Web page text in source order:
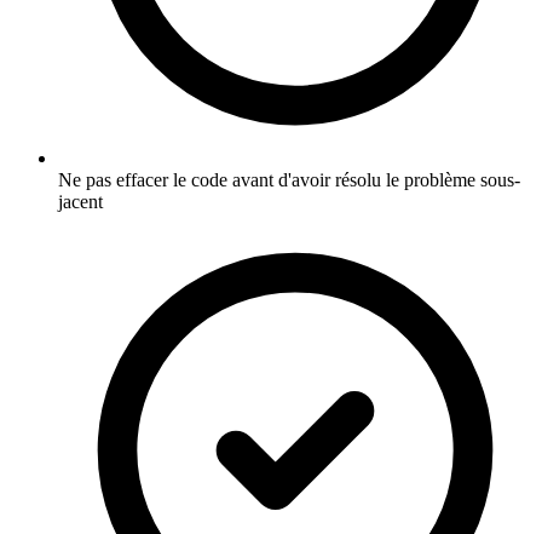
Ne pas effacer le code avant d'avoir résolu le problème sous-
jacent